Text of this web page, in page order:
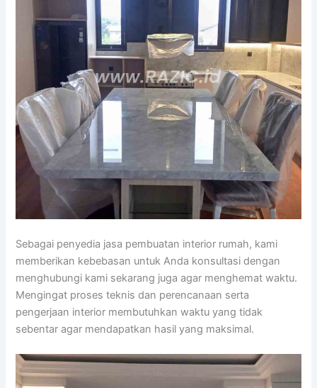
Sebagai penyedia jasa pembuatan interior rumah, kami
memberikan kebebasan untuk Anda konsultasi dengan
menghubungi kami sekarang juga agar menghemat waktu.
Mengingat proses teknis dan perencanaan serta
pengerjaan interior membutuhkan waktu yang tidak
sebentar agar mendapatkan hasil yang maksimal.